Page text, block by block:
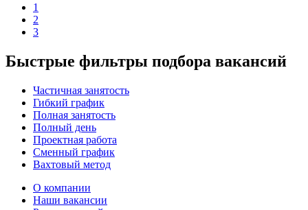
1
2
3
Быстрые фильтры подбора вакансий
Частичная занятость
Гибкий график
Полная занятость
Полный день
Проектная работа
Сменный график
Вахтовый метод
О компании
Наши вакансии